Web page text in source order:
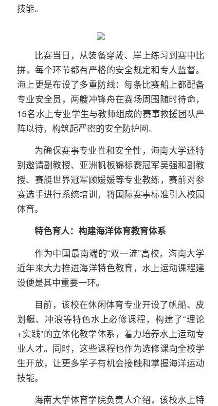
技能。
比赛当日，从装备穿戴、岸上练习到赛中比
拼，每个环节都有严格的安全规定和专人监督。
海上更是布设了多重防线：每条比赛船上都配备
专业安全员，两艘冲锋舟在赛场周围随时待命，
15名水上专业学生与教师组成的赛事救援团队严
阵以待，构筑起严密的安全防护网。
为确保赛事专业性和安全性，海南大学还特
别邀请副教授、亚洲帆板锦标赛冠军吴强和副教
授、赛艇世界冠军顾媛媛等专业教练，赛前对参
赛选手进行系统培训，将国际赛事标准引入校园
体育。
特色育人：构建海洋体育教育体系
作为中国最南端的“双一流”高校，海南大学
近年来大力推进海洋特色教育，水上运动课程建
设便是其中重要一环。
目前，该校在休闲体育专业开设了帆船、皮
划艇、冲浪等特色水上必修课程，构建了“理论
+实践”的立体化教学体系，着力培养水上运动专
业人才。同时，这些课程也作为选修课向全校学
生开放，让更多学子有机会接触和掌握海洋运动
技能。
海南大学体育学院负责人介绍，该校水上特